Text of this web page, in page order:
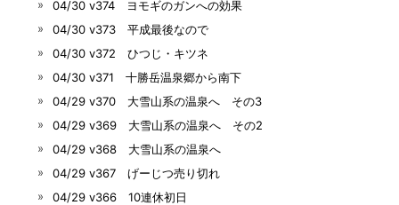
04/30 v374 ヨモギのガンへの効果
04/30 v373 平成最後なので
04/30 v372 ひつじ・キツネ
04/30 v371 十勝岳温泉郷から南下
04/29 v370 大雪山系の温泉へ その3
04/29 v369 大雪山系の温泉へ その2
04/29 v368 大雪山系の温泉へ
04/29 v367 げーじつ売り切れ
04/29 v366 10連休初日